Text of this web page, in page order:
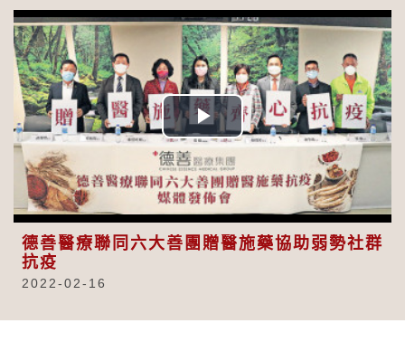
Play
Video
德善醫療聯同六大善團贈醫施藥協助弱勢社群
抗疫
2022-02-16